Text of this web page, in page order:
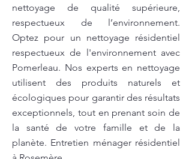
nettoyage de qualité supérieure,
respectueux de l’environnement.
Optez pour un nettoyage résidentiel
respectueux de l'environnement avec
Pomerleau. Nos experts en nettoyage
utilisent des produits naturels et
écologiques pour garantir des résultats
exceptionnels, tout en prenant soin de
la santé de votre famille et de la
planète. Entretien ménager résidentiel